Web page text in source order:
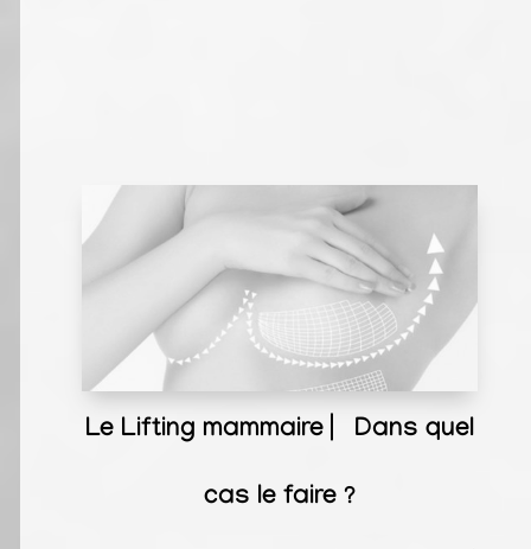
Le Lifting mammaire ⎸Dans quel
cas le faire ?